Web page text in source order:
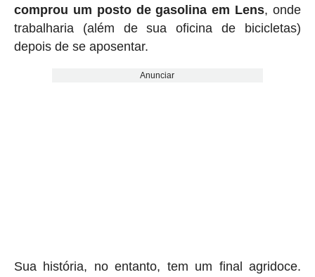
comprou um posto de gasolina em Lens, onde
trabalharia (além de sua oficina de bicicletas)
depois de se aposentar.
Anunciar
Sua história, no entanto, tem um final agridoce.